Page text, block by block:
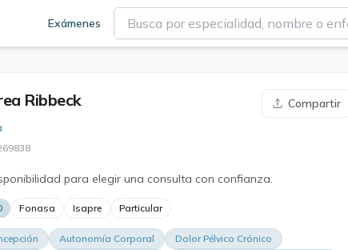
Exámenes
Ribbeck
Compartir
·
para elegir una consulta con confianza.
Fonasa Isapre Particular
Autonomía Corporal
Dolor Pélvico Crónico